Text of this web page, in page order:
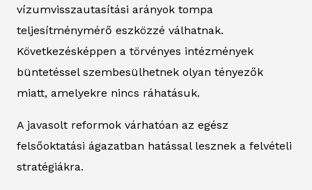
vízumvisszautasítási arányok tompa
teljesítménymérő eszközzé válhatnak.
Következésképpen a törvényes intézmények
büntetéssel szembesülhetnek olyan tényezők
miatt, amelyekre nincs ráhatásuk.
A javasolt reformok várhatóan az egész
felsőoktatási ágazatban hatással lesznek a felvételi
stratégiákra.